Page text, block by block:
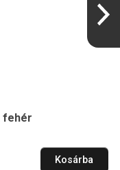
fehér
Kosárba